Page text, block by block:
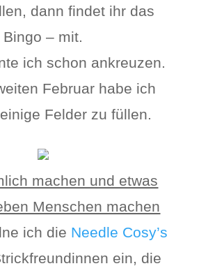
dann findet ihr das
Bingo – mit.
ich schon ankreuzen.
Februar habe ich
Felder zu füllen.
machen und etwas
Menschen machen
ich die Needle Cosy’s
ein, die